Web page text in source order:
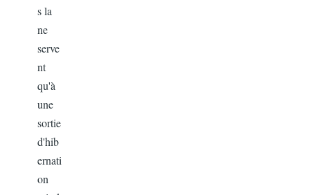
s la
ne
serve
nt
qu'à
une
sortie
d'hib
ernati
on